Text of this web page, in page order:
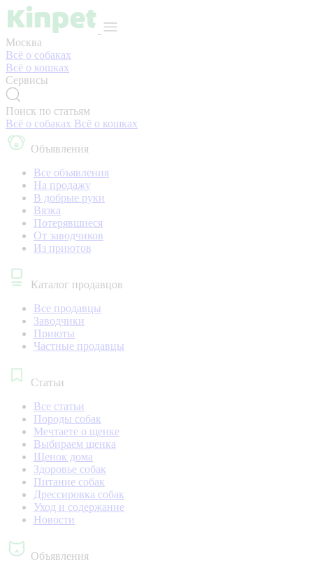
Москва
Всё о собаках
Всё о кошках
Сервисы
Поиск по статьям
Всё о собаках Всё о кошках
Объявления
Все объявления
На продажу
В добрые руки
Вязка
Потерявшиеся
От заводчиков
Из приютов
Каталог продавцов
Все продавцы
Заводчики
Приюты
Частные продавцы
Статьи
Все статьи
Породы собак
Мечтаете о щенке
Выбираем щенка
Щенок дома
Здоровье собак
Питание собак
Дрессировка собак
Уход и содержание
Новости
Объявления